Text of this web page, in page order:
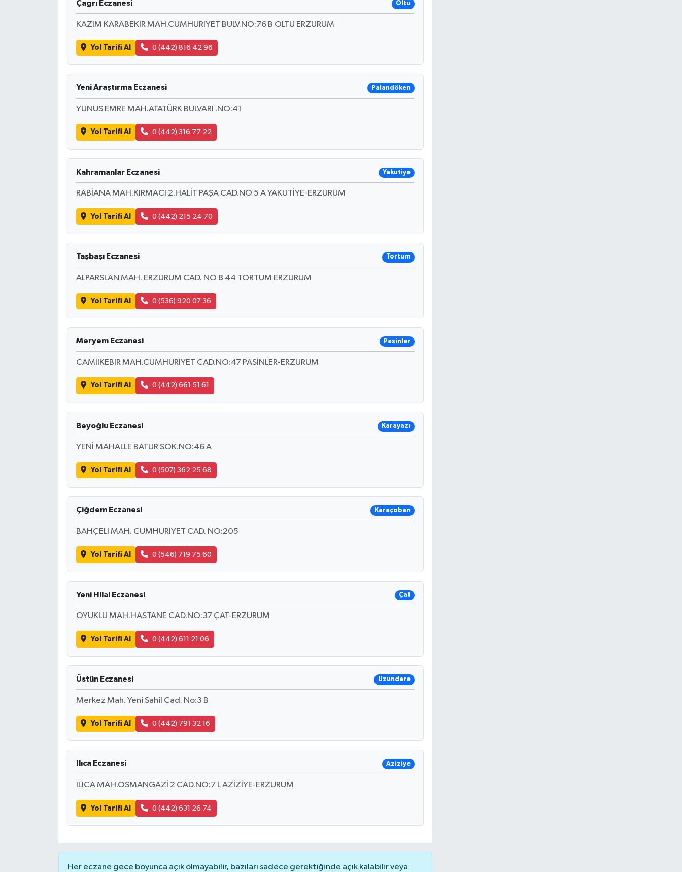
Çagrı Eczanesi Oltu
KAZIM KARABEKİR MAH.CUMHURİYET BULV.NO:76 B OLTU ERZURUM
Yol Tarifi Al 0 (442) 816 42 96
Yeni Araştırma Eczanesi Palandöken
YUNUS EMRE MAH.ATATÜRK BULVARI .NO:41
Yol Tarifi Al 0 (442) 316 77 22
Kahramanlar Eczanesi Yakutiye
RABİANA MAH.KIRMACI 2.HALİT PAŞA CAD.NO 5 A YAKUTİYE-ERZURUM
Yol Tarifi Al 0 (442) 215 24 70
Taşbaşı Eczanesi Tortum
ALPARSLAN MAH. ERZURUM CAD. NO 8 44 TORTUM ERZURUM
Yol Tarifi Al 0 (536) 920 07 36
Meryem Eczanesi Pasinler
CAMİİKEBİR MAH.CUMHURİYET CAD.NO:47 PASİNLER-ERZURUM
Yol Tarifi Al 0 (442) 661 51 61
Beyoğlu Eczanesi Karayazı
YENİ MAHALLE BATUR SOK.NO:46 A
Yol Tarifi Al 0 (507) 362 25 68
Çiğdem Eczanesi Karaçoban
BAHÇELİ MAH. CUMHURİYET CAD. NO:205
Yol Tarifi Al 0 (546) 719 75 60
Yeni Hilal Eczanesi Çat
OYUKLU MAH.HASTANE CAD.NO:37 ÇAT-ERZURUM
Yol Tarifi Al 0 (442) 611 21 06
Üstün Eczanesi Uzundere
Merkez Mah. Yeni Sahil Cad. No:3 B
Yol Tarifi Al 0 (442) 791 32 16
Ilıca Eczanesi Aziziye
ILICA MAH.OSMANGAZİ 2 CAD.NO:7 L AZİZİYE-ERZURUM
Yol Tarifi Al 0 (442) 631 26 74
Her eczane gece boyunca açık olmayabilir, bazıları sadece gerektiğinde açık kalabilir veya